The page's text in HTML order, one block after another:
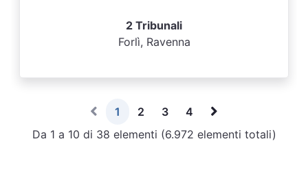
2 Tribunali
Forlì, Ravenna
1 2 3
4
Da 1 a 10 di 38 elementi (6.972 elementi totali)